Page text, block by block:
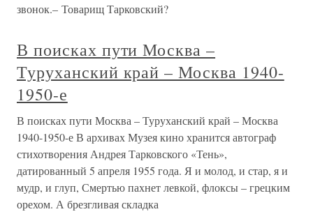
звонок.– Товарищ Тарковский?
В поисках пути Москва –
Туруханский край – Москва 1940-
1950-е
В поисках пути Москва – Туруханский край – Москва
1940-1950-е В архивах Музея кино хранится автограф
стихотворения Андрея Тарковского «Тень»,
датированный 5 апреля 1955 года. Я и молод, и стар, я и
мудр, и глуп, Смертью пахнет левкой, флоксы – грецким
орехом. А брезгливая складка